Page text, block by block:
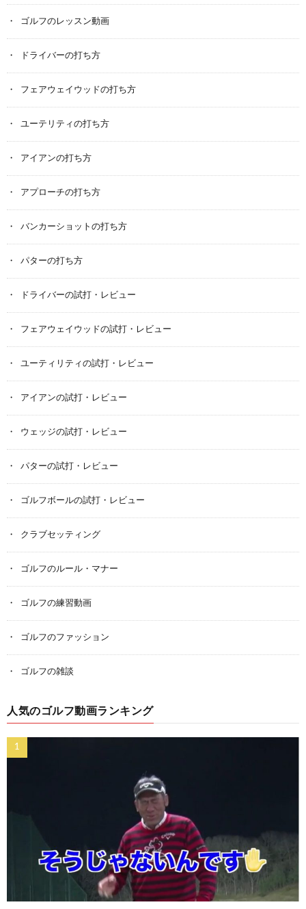
ゴルフのレッスン動画
ドライバーの打ち方
フェアウェイウッドの打ち方
ユーテリティの打ち方
アイアンの打ち方
アプローチの打ち方
バンカーショットの打ち方
パターの打ち方
ドライバーの試打・レビュー
フェアウェイウッドの試打・レビュー
ユーティリティの試打・レビュー
アイアンの試打・レビュー
ウェッジの試打・レビュー
パターの試打・レビュー
ゴルフボールの試打・レビュー
クラブセッティング
ゴルフのルール・マナー
ゴルフの練習動画
ゴルフのファッション
ゴルフの雑談
人気のゴルフ動画ランキング